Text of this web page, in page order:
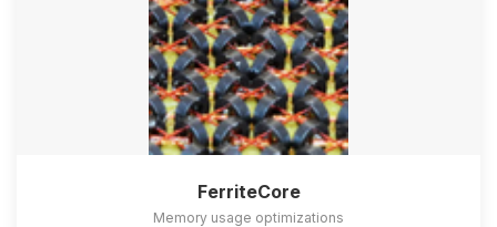
FerriteCore
Memory usage optimizations